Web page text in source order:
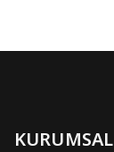
KURUMSAL